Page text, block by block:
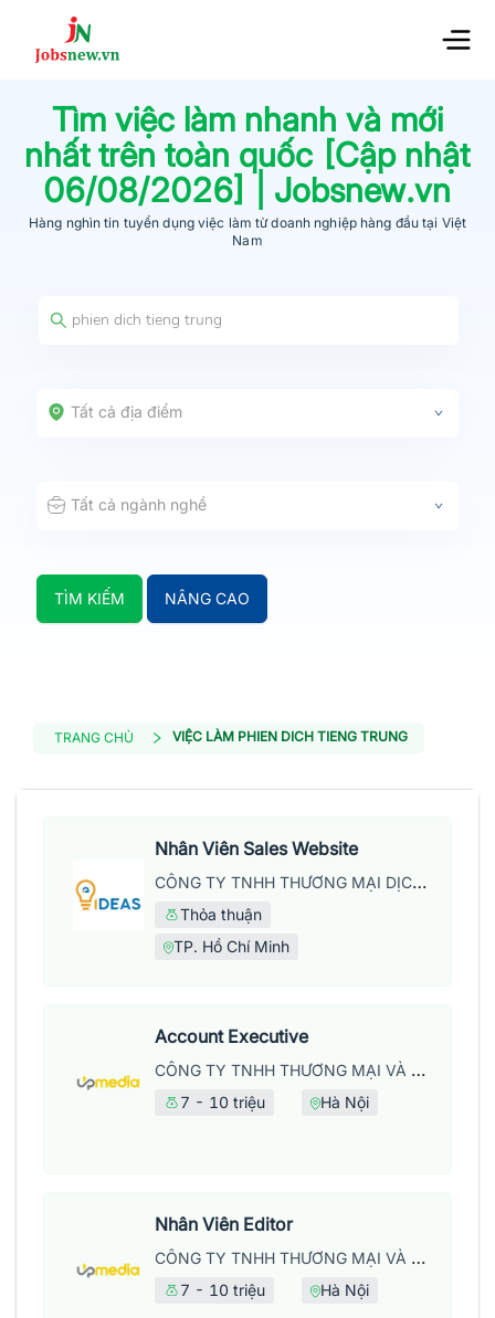
Tìm việc làm nhanh và mới
nhất trên toàn quốc [Cập nhật
06/08/2026] | Jobsnew.vn
Hàng nghìn tin tuyển dụng việc làm từdoanh nghiệp hàng đầu tại Việt
Nam
Tất cả địa điểm
Tất cả ngành nghề
TÌM KIẾM NÂNG CAO
TRANG CHỦ VIỆC LÀM PHIEN DICH TIENG TRUNG
Nhân Viên Sales Website
CÔNG TY TNHH THƯƠNG MẠI DỊCH VỤ WEB IDEAS
Thỏa thuận
TP. Hồ Chí Minh
Account Executive
CÔNG TY TNHH THƯƠNG MẠI VÀ DỊCH VỤ UPMEDIA
7 - 10 triệu Hà Nội
Nhân Viên Editor
CÔNG TY TNHH THƯƠNG MẠI VÀ DỊCH VỤ UPMEDIA
7 - 10 triệu Hà Nội